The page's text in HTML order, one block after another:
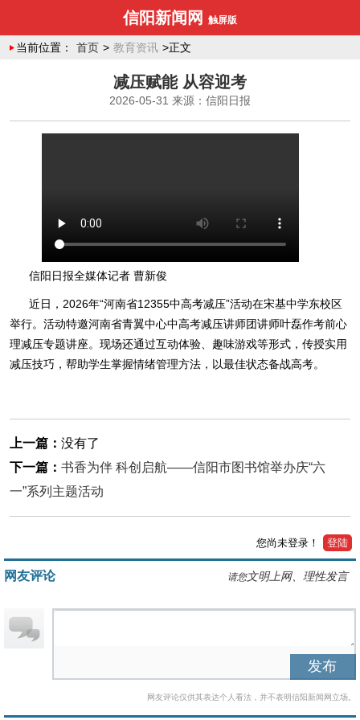
信阳新闻网 触屏版
当前位置： 首页 > 教育资讯 >正文
减压赋能 从容迎考
2026-05-31 来源：信阳日报
信阳日报全媒体记者 曹新俊
近日，2026年“河南省12355中高考减压”活动在宋基中学东校区
举行。活动特邀河南省青翼中心中高考减压讲师团讲师叶磊作考前心
理减压专题讲座。现场还通过互动体验、趣味游戏等形式，传授实用
减压技巧，帮助学生掌握情绪管理方法，以最佳状态备战高考。
上一篇： 没有了
下一篇： 书香为伴 科创启航——信阳市图书馆举办庆“六
一”系列主题活动
您尚未登录！ 登陆
请您文明上网、理性发言
网友评论
发布
网友评论仅供其表达个人看法，并不表明信阳新闻网立场。